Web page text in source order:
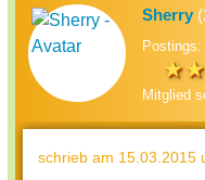
Sherry
Postings:
Mitglied
schrieb am 15.03.2015